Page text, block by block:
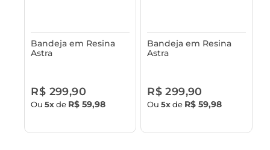
Bandeja em Resina
Astra
R$ 299,90
Ou5xde R$ 59,98
Bandeja em Resina
Astra
R$ 299,90
Ou5xde R$ 59,98